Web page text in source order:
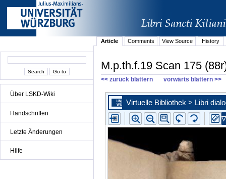
Über LSKD-Wiki
Handschriften
Letzte Änderungen
Hilfe
Article Comments View Source History
M.p.th.f.19 Scan 175
<< zurück blättern vorwärts blättern >>